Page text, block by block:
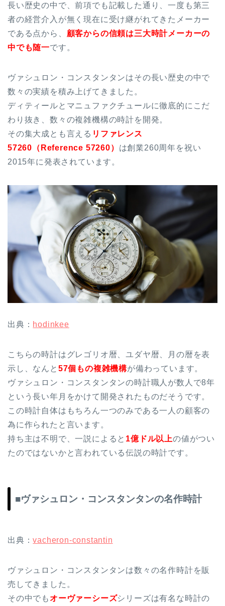
長い歴史の中で、前項でも記載した通り、一度も第三
者の経営介入が無く現在に受け継がれてきたメーカー
である点から、 顧客からの信頼は三大時計メーカーの
中でも随一です。
ヴァシュロン・コンスタンタンはその長い歴史の中で
数々の実績を積み上げてきました。
ディティールとマニュファクチュールに徹底的にこだ
わり抜き、数々の複雑機構の時計を開発。
その集大成とも言える リファレンス
57260（Reference 57260） は創業260周年を祝い
2015年に発表されています。
出典： hodinkee
こちらの時計はグレゴリオ暦、ユダヤ暦、月の暦を表
示し、なんと 57個もの複雑機構が備わっています。
ヴァシュロン・コンスタンタンの時計職人が数人で8年
という長い年月をかけて開発されたものだそうです。
この時計自体はもちろん一つのみである一人の顧客の
為に作られたと言います。
持ち主は不明で、一説によると 1億ドル以上の値がつい
たのではないかと言われている伝説の時計です。
■ヴァシュロン・コンスタンタンの名作時計
出典：vacheron-constantin
ヴァシュロン・コンスタンタンは数々の名作時計を販
売してきました。
その中でも オーヴァーシーズシリーズは有名な時計の